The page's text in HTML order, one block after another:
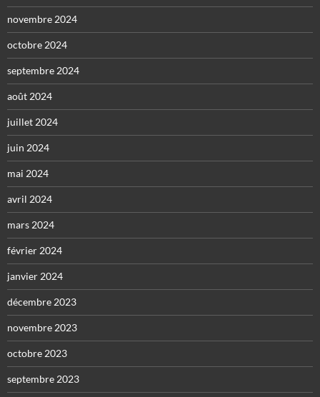
novembre 2024
octobre 2024
septembre 2024
août 2024
juillet 2024
juin 2024
mai 2024
avril 2024
mars 2024
février 2024
janvier 2024
décembre 2023
novembre 2023
octobre 2023
septembre 2023